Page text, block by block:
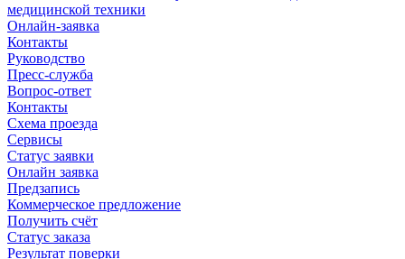
медицинской техники
Онлайн-заявка
Контакты
Руководство
Пресс-служба
Вопрос-ответ
Контакты
Схема проезда
Сервисы
Статус заявки
Онлайн заявка
Предзапись
Коммерческое предложение
Получить счёт
Статус заказа
Результат поверки